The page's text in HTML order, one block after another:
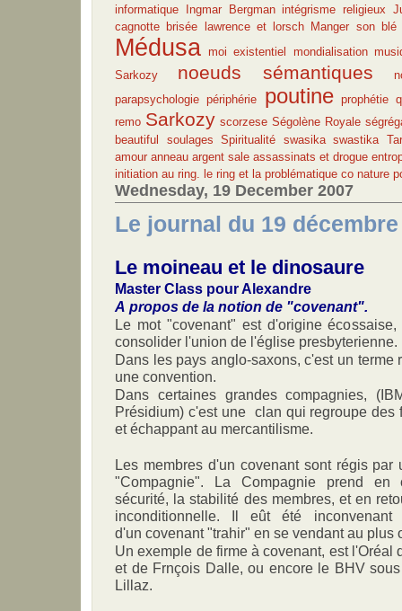
informatique
Ingmar Bergman intégrisme religieux
cagnotte brisée
lawrence et lorsch Manger son blé
Médusa moi existentiel mondialisation
Sarkozy
noeuds sémantiques
parapsychologie périphérie poutine prophétie
remo Sarkozy scorzese Ségolène Royale
beautiful
soulages Spiritualité swasika swastika
amour anneau argent sale assassinats et drogue
initiation au ring. le ring et la problématique co nature
Wednesday, 19 December 2007
Le journal du 19 décembre
Le moineau et le dinosaure
Master Class pour Alexandre
A propos de la notion de "covenant".
Le mot "covenant" est d'origine
consolider l'union de l'église presbyterienne.
Dans les pays anglo-saxons, c'est un terme
une convention.
Dans certaines grandes compagnies,
Présidium) c'est une clan qui regroupe des
et échappant au mercantilisme.
Les membres d'un covenant sont régis par
"Compagnie". La Compagnie prend
sécurité, la stabilité des membres, et en
inconditionnelle. Il eût été inconvenant
d'un covenant "trahir" en se vendant au plus
Un exemple de firme à covenant, est l'Oréal
et de Frnçois Dalle, ou encore le BHV
Lillaz.